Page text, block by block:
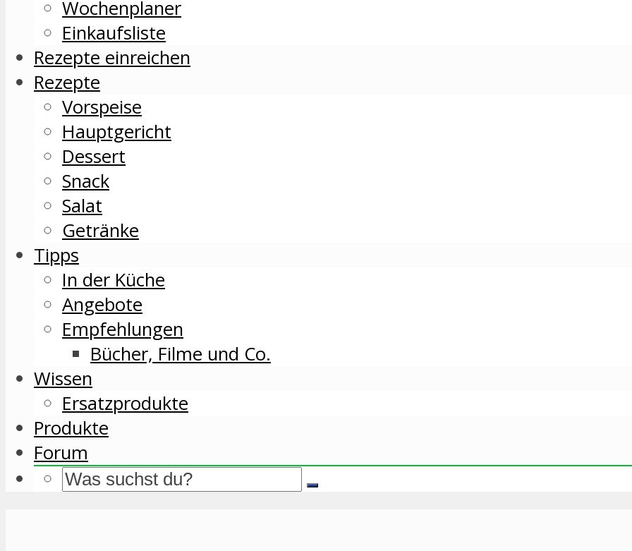
Wochenplaner
Einkaufsliste
Rezepte einreichen
Rezepte
Vorspeise
Hauptgericht
Dessert
Snack
Salat
Getränke
Tipps
In der Küche
Angebote
Empfehlungen
Bücher, Filme und Co.
Wissen
Ersatzprodukte
Produkte
Forum